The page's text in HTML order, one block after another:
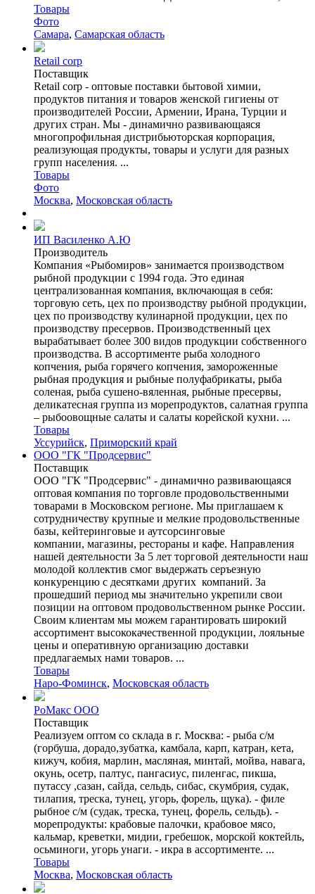
Товары
Фото
Самара, Самарская область
Retail corp
Поставщик
Retail corp - оптовые поставки бытовой химии,
продуктов питания и товаров женской гигиены от
производителей России, Армении, Ирана, Турции и
других стран. Мы - динамично развивающаяся
многопрофильная дистрибьюторская корпорация,
реализующая продукты, товары и услуги для разных
групп населения. ...
Товары
Фото
Москва, Московская область
ИП Василенко А.Ю
Производитель
Компания «Рыбомиров» занимается производством
рыбной продукции с 1994 года. Это единая
централизованная компания, включающая в себя:
торговую сеть, цех по производству рыбной продукции,
цех по производству кулинарной продукции, цех по
производству пресервов. Производственный цех
вырабатывает более 300 видов продукции собственного
производства. В ассортименте рыба холодного
копчения, рыба горячего копчения, замороженные
рыбная продукция и рыбные полуфабрикаты, рыба
соленая, рыба сушено-вяленная, рыбные пресервы,
деликатесная группа из морепродуктов, салатная группа
– рыбоовощные салаты и салаты корейской кухни. ...
Товары
Уссурийск, Приморский край
ООО "ГК "Продсервис"
Поставщик
ООО "ГК "Продсервис" - динамично развивающаяся
оптовая компания по торговле продовольственными
товарами в Московском регионе. Мы приглашаем к
сотрудничеству крупные и мелкие продовольственные
базы, кейтеринговые и аутсорсинговые
компании, магазины, рестораны и кафе. Направления
нашей деятельности За 5 лет торговой деятельности наш
молодой коллектив смог выдержать серъезную
конкуренцию с десятками других компаний. За
прошедший период мы значительно укрепили свои
позиции на оптовом продовольственном рынке России.
Своим клиентам мы можем гарантировать широкий
ассортимент высококачественной продукции, лояльные
цены и оперативную организацию доставки
предлагаемых нами товаров. ...
Товары
Наро-Фоминск, Московская область
РоМакс ООО
Поставщик
Реализуем оптом со склада в г. Москва: - рыба с/м
(горбуша, дорадо,зубатка, камбала, карп, катран, кета,
кижуч, кобия, марлин, масляная, минтай, мойва, навага,
окунь, осетр, палтус, пангасиус, пиленгас, пикша,
путассу ,сазан, сайда, сельдь, сибас, скумбрия, судак,
тилапия, треска, тунец, угорь, форель, щука). - филе
рыбное с/м (судак, треска, тунец, форель, сельдь). -
морепродукты: крабовые палочки, крабовое мясо,
кальмар, креветки, мидии, гребешок, морской коктейль,
осьминоги, угорь унаги. - икра в ассортименте. ...
Товары
Москва, Московская область